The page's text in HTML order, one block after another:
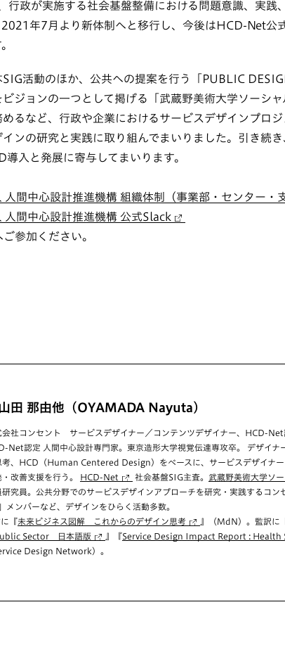
行政が実施する社会基盤整備における問題意識、実践
2021年7月より新体制へと移行し、今後はHCD-Net公
活動のほか、公共への提案を行う「PUBLIC
ジョンの一つとして掲げる「武蔵野美術大学ソーシ
るなど、行政や企業におけるサービスデザインプロ
ンの研究と実践に取り組んでまいりました。引き続
入と発展に寄与してまいります。
人間中心設計推進機構 組織体制（事業部・センター・
人間中心設計推進機構 公式Slack
参加ください。
田 那由他（OYAMADA Nayuta）
会社コンセント サービスデザイナー／コンテンツデザイナー、HCD-Net
Net認定 人間中心設計専門家。東京造形大学視覚伝達専攻卒。 デザイナ
考、HCD（Human Centered Design）をベースに、サービスデザイナー
・改善支援を行う。 HCD-Net 社会基盤SIG主査。 武蔵野美術大学ソ
研究員。公共分野でのサービスデザインアプローチを研究・実践するコン
」メンバーなど、デザインをひらく活動多数。
『未来ビジネス図解 これからのデザイン思考 』（MdN）。監訳に
Sector 日本語版
』『Service Design Impact Report : Health
Design Network）。